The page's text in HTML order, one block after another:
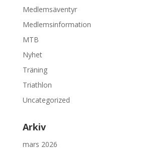
Medlemsäventyr
Medlemsinformation
MTB
Nyhet
Träning
Triathlon
Uncategorized
Arkiv
mars 2026